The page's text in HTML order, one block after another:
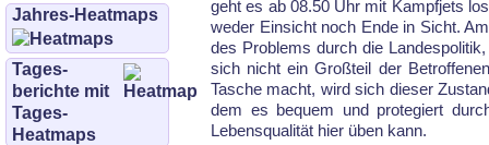
Jahres-Heatmaps
Tages­
berichte mit
Tages-
Heatmaps
geht es ab 08.50 Uhr mit Kampfjets
weder Einsicht noch Ende in Sicht.
des Problems durch die
sich nicht ein Großteil der
Tasche macht, wird sich dieser
dem es bequem und protegiert
Lebensqualität hier üben kann.